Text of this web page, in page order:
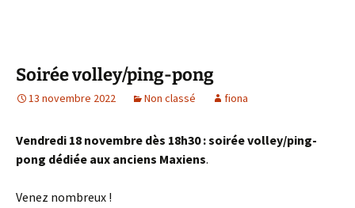
Soirée volley/ping-pong
13 novembre 2022 Non classé fiona
Vendredi 18 novembre dès 18h30 : soirée volley/ping-
pong dédiée aux anciens Maxiens.
Venez nombreux !